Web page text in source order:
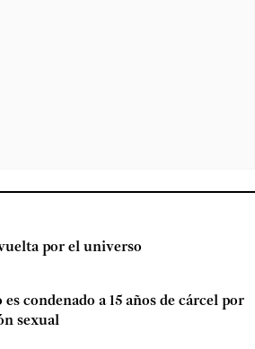
por el universo
condenado a 15 años de cárcel por
sexual